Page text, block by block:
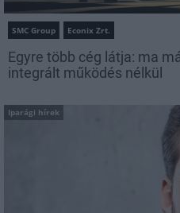
SMC Group Econix Zrt.
Egyre több cég látja: ma
integrált működés nélkül
Iparági hírek